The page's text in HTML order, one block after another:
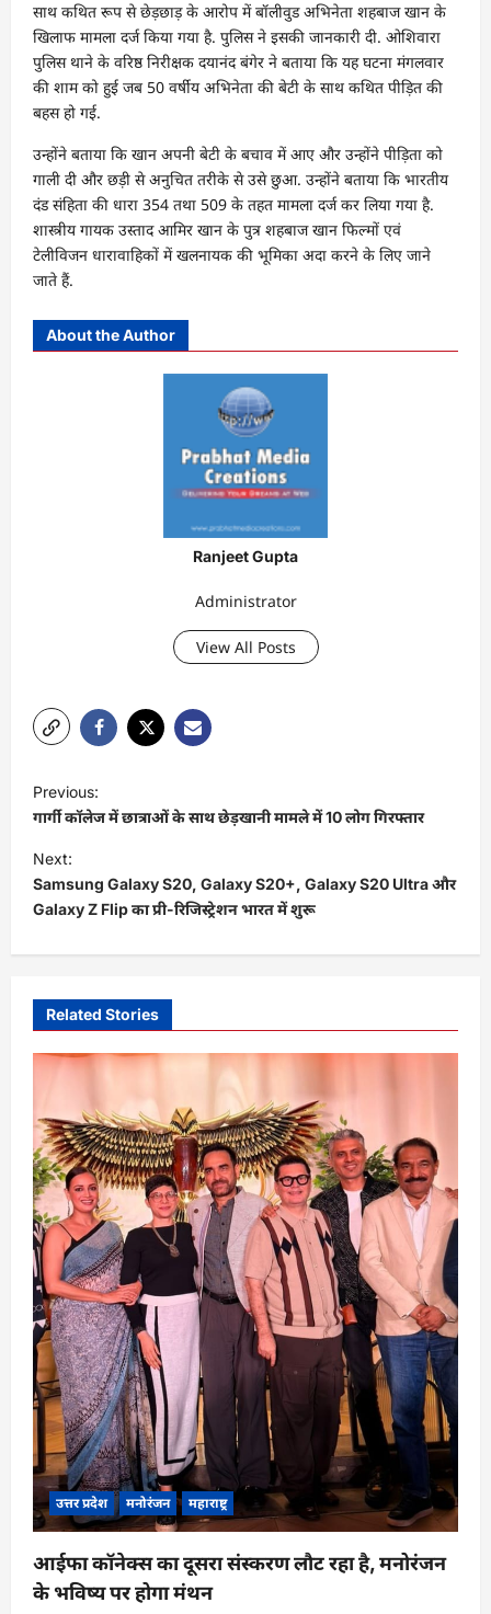
साथ कथित रूप से छेड़छाड़ के आरोप में बॉलीवुड अभिनेता शहबाज खान के
खिलाफ मामला दर्ज किया गया है. पुलिस ने इसकी जानकारी दी. ओशिवारा
पुलिस थाने के वरिष्ठ निरीक्षक दयानंद बंगेर ने बताया कि यह घटना मंगलवार
की शाम को हुई जब 50 वर्षीय अभिनेता की बेटी के साथ कथित पीड़ित की
बहस हो गई.
उन्होंने बताया कि खान अपनी बेटी के बचाव में आए और उन्होंने पीड़िता को
गाली दी और छड़ी से अनुचित तरीके से उसे छुआ. उन्होंने बताया कि भारतीय
दंड संहिता की धारा 354 तथा 509 के तहत मामला दर्ज कर लिया गया है.
शास्त्रीय गायक उस्ताद आमिर खान के पुत्र शहबाज खान फिल्मों एवं
टेलीविजन धारावाहिकों में खलनायक की भूमिका अदा करने के लिए जाने
जाते हैं.
About the Author
Ranjeet Gupta
Administrator
View All Posts
o
s
t
n
a
g
t
i
o
n
Previous:
गार्गी कॉलेज में छात्राओं के साथ छेड़खानी मामले में 10 लोग गिरफ्तार
Next:
Samsung Galaxy S20, Galaxy S20+, Galaxy S20 Ultra और
Galaxy Z Flip का प्री-रिजिस्ट्रेशन भारत में शुरू
Related Stories
उत्तर प्रदेश मनोरंजन महाराष्ट्र
आईफा कॉनेक्स का दूसरा संस्करण लौट रहा है, मनोरंजन
के भविष्य पर होगा मंथन